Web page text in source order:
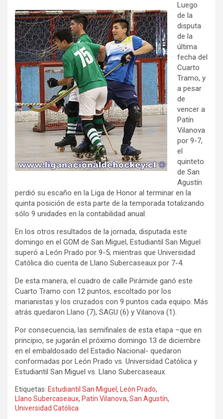
ce
b
o
o
k
tt
er
ail m
p
ar
tir
Luego
de la
disputa
de la
última
fecha del
Cuarto
Tramo, y
a pesar
de
vencer a
Patín
Vilanova
por 9-7,
el
quinteto
de San
Agustín
perdió su escaño en la Liga de Honor al terminar en la
quinta posición de esta parte de la temporada totalizando
sólo 9 unidades en la contabilidad anual.
En los otros resultados de la jornada, disputada este
domingo en el GOM de San Miguel, Estudiantil San Miguel
superó a León Prado por 9-5; mientras que Universidad
Católica dio cuenta de Llano Subercaseaux por 7-4.
De esta manera, el cuadro de calle Pirámide ganó este
Cuarto Tramo con 12 puntos, escoltado por los
marianistas y los cruzados con 9 puntos cada equipo. Más
atrás quedaron Llano (7), SAGU (6) y Vilanova (1).
Por consecuencia, las semifinales de esta etapa –que en
principio, se jugarán el próximo domingo 13 de diciembre
en el embaldosado del Estadio Nacional- quedaron
conformadas por León Prado vs. Universidad Católica y
Estudiantil San Miguel vs. Llano Subercaseaux.
Etiquetas: Estudiantil San Miguel , León Prado,
Llano Subercaseaux, Patín Vilanova, San Agustín,
Universidad Católica